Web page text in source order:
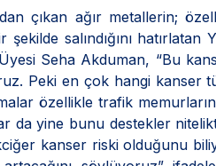
çıkan ağır metallerin;
salındığını
Seha Akduman, “Bu
Peki en çok hangi
özellikle trafik
da yine bunu destekler
kanser riski olduğunu